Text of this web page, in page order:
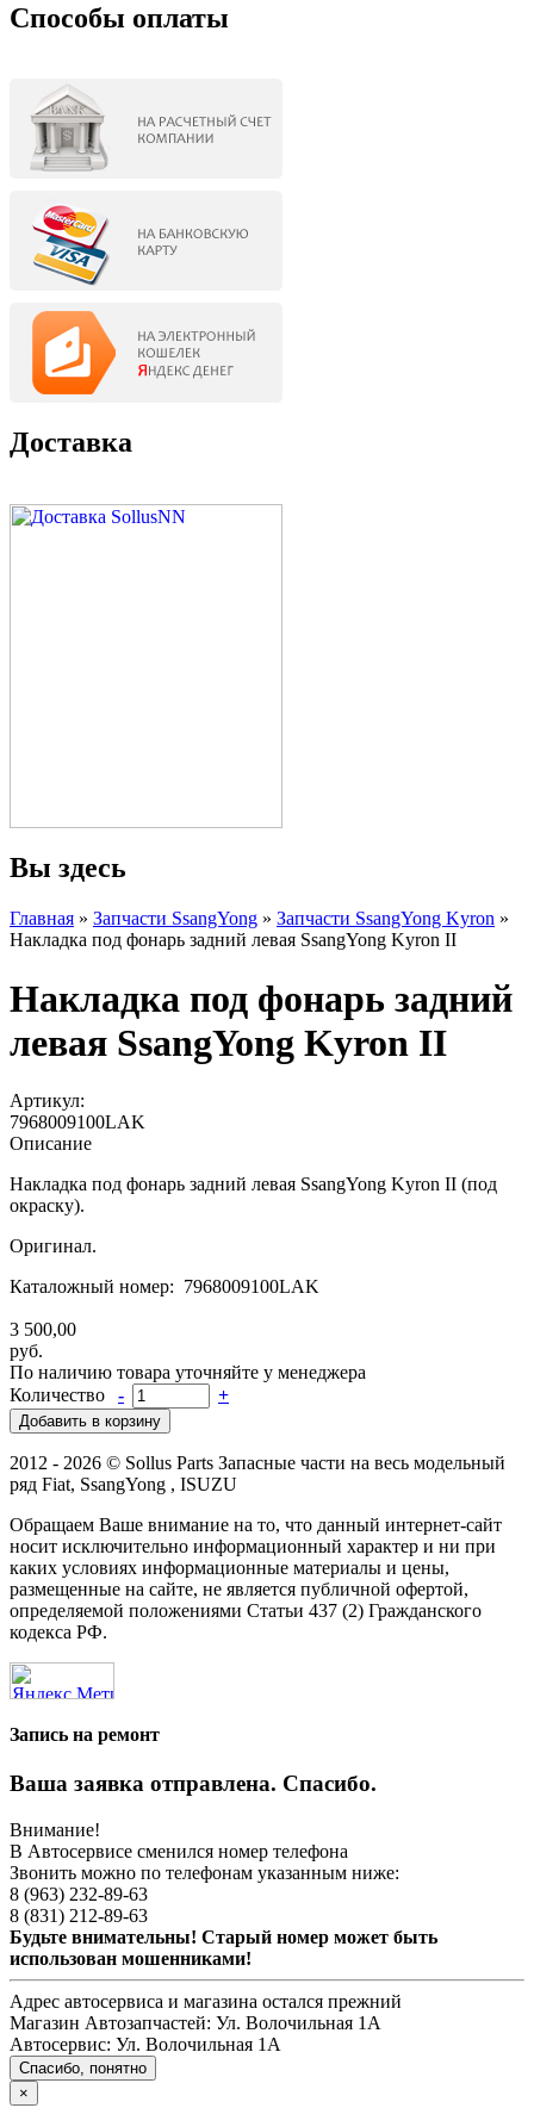
Способы оплаты
Доставка
Вы здесь
Главная » Запчасти SsangYong » Запчасти SsangYong Kyron »
Накладка под фонарь задний левая SsangYong Kyron II
Накладка под фонарь задний
левая SsangYong Kyron II
Артикул:
7968009100LAK
Описание
Накладка под фонарь задний левая SsangYong Kyron II (под
окраску).
Оригинал.
Каталожный номер: 7968009100LAK
3 500,00
руб.
По наличию товара уточняйте у менеджера
Количество
- +
2012 - 2026 © Sollus Parts Запасные части на весь модельный
ряд Fiat, SsangYong , ISUZU
Обращаем Ваше внимание на то, что данный интернет-сайт
носит исключительно информационный характер и ни при
каких условиях информационные материалы и цены,
размещенные на сайте, не является публичной офертой,
определяемой положениями Статьи 437 (2) Гражданского
кодекса РФ.
Запись на ремонт
Ваша заявка отправлена. Спасибо.
Внимание!
В Автосервисе сменился номер телефона
Звонить можно по телефонам указанным ниже:
8 (963) 232-89-63
8 (831) 212-89-63
Будьте внимательны! Старый номер может быть
использован мошенниками!
Адрес автосервиса и магазина остался прежний
Магазин Автозапчастей: Ул. Волочильная 1А
Автосервис: Ул. Волочильная 1А
Спасибо, понятно
×